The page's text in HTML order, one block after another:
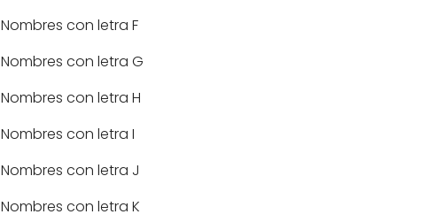
Nombres con letra F
Nombres con letra G
Nombres con letra H
Nombres con letra I
Nombres con letra J
Nombres con letra K